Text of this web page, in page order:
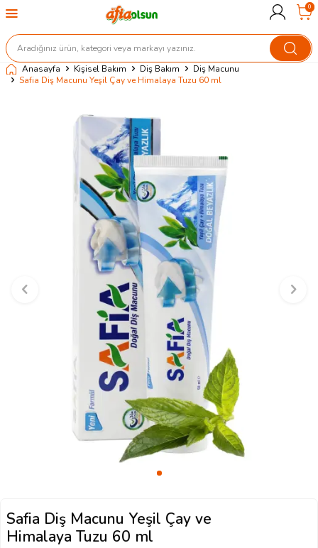
0
Anasayfa Kişisel Bakım Diş Bakım
Diş Macunu
Safia Diş Macunu Yeşil Çay ve Himalaya Tuzu 60 ml
Safia Diş Macunu Yeşil Çay ve
Himalaya Tuzu 60 ml